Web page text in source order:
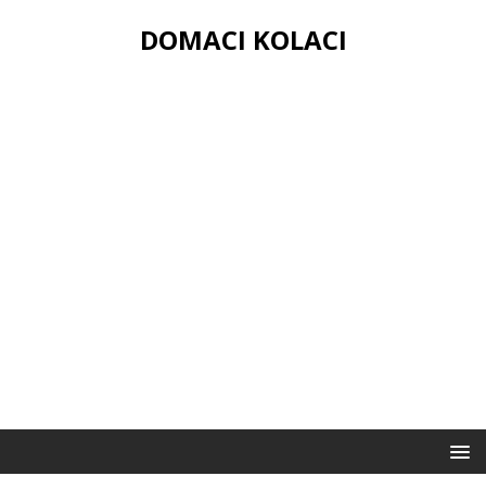
DOMACI KOLACI